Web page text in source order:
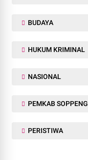
BUDAYA
HUKUM KRIMINAL
NASIONAL
PEMKAB SOPPENG
PERISTIWA